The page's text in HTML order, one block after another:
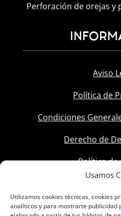
Usamos
Utilizamos cookies técnicas, cookies
analíticos y para mostrarte publicidad
Perforación de orejas y
Aviso
Política de
Condiciones
Derecho de
Política de